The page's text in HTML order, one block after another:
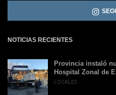
NOTICIAS RECIENTES
Provincia instaló
Hospital Zonal de
LOCALES